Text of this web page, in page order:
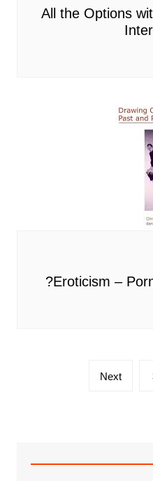
All the Options
Eroticism –
Next